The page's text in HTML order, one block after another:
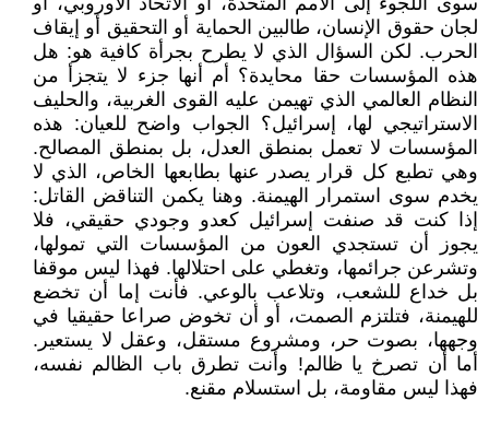
لجان حقوق الإنسان، طالبين الحماية أو التحقيق أو إيقاف
الحرب. لكن السؤال الذي لا يطرح بجرأة كافية هو: هل
هذه المؤسسات حقا محايدة؟ أم أنها جزء لا يتجزأ من
النظام العالمي الذي تهيمن عليه القوى الغربية، والحليف
الاستراتيجي لها، إسرائيل؟ الجواب واضح للعيان: هذه
المؤسسات لا تعمل بمنطق العدل، بل بمنطق المصالح.
وهي تطبع كل قرار يصدر عنها بطابعها الخاص، الذي لا
يخدم سوى استمرار الهيمنة. وهنا يكمن التناقض القاتل:
إذا كنت قد صنفت إسرائيل كعدو وجودي حقيقي، فلا
يجوز أن تستجدي العون من المؤسسات التي تمولها،
وتشرعن جرائمها، وتغطي على احتلالها. فهذا ليس موقفا
بل خداع للشعب، وتلاعب بالوعي. فأنت إما أن تخضع
للهيمنة، فتلتزم الصمت، أو أن تخوض صراعا حقيقيا في
وجهها، بصوت حر، ومشروع مستقل، وعقل لا يستعير.
أما أن تصرخ يا ظالم! وأنت تطرق باب الظالم نفسه،
فهذا ليس مقاومة، بل استسلام مقنع.